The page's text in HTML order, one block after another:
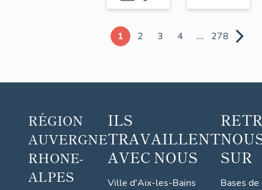
1 2 3 4 ... 278
RÉGION
AUVERGNE
RHONE-
ALPES
ILS
TRAVAILLENT
AVEC NOUS
Ville d'Aix-les-Bains
SUR
Bases